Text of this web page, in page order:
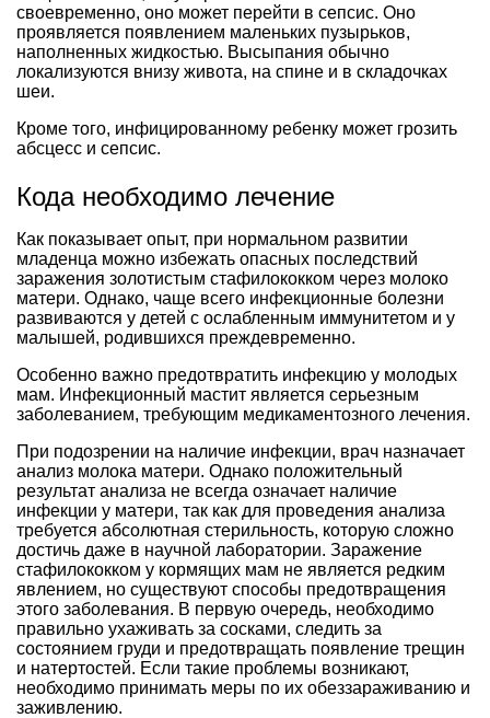
своевременно, оно может перейти в сепсис. Оно
проявляется появлением маленьких пузырьков,
наполненных жидкостью. Высыпания обычно
локализуются внизу живота, на спине и в складочках
шеи.
Кроме того, инфицированному ребенку может грозить
абсцесс и сепсис.
Кода необходимо лечение
Как показывает опыт, при нормальном развитии
младенца можно избежать опасных последствий
заражения золотистым стафилококком через молоко
матери. Однако, чаще всего инфекционные болезни
развиваются у детей с ослабленным иммунитетом и у
малышей, родившихся преждевременно.
Особенно важно предотвратить инфекцию у молодых
мам. Инфекционный мастит является серьезным
заболеванием, требующим медикаментозного лечения.
При подозрении на наличие инфекции, врач назначает
анализ молока матери. Однако положительный
результат анализа не всегда означает наличие
инфекции у матери, так как для проведения анализа
требуется абсолютная стерильность, которую сложно
достичь даже в научной лаборатории. Заражение
стафилококком у кормящих мам не является редким
явлением, но существуют способы предотвращения
этого заболевания. В первую очередь, необходимо
правильно ухаживать за сосками, следить за
состоянием груди и предотвращать появление трещин
и натертостей. Если такие проблемы возникают,
необходимо принимать меры по их обеззараживанию и
заживлению.